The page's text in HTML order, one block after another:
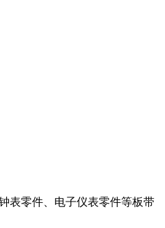
表零件、电子仪表零件等板带